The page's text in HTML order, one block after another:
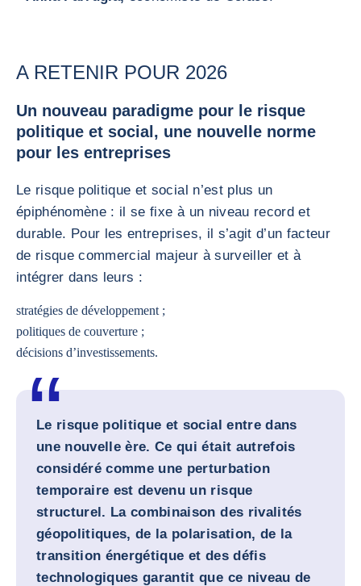
A RETENIR POUR 2026
Un nouveau paradigme pour le risque
politique et social, une nouvelle norme
pour les entreprises
Le risque politique et social n’est plus un
épiphénomène : il se fixe à un niveau record et
durable. Pour les entreprises, il s’agit d’un facteur
de risque commercial majeur à surveiller et à
intégrer dans leurs :
stratégies de développement ;
politiques de couverture ;
décisions d’investissements.
Le risque politique et social entre dans
une nouvelle ère. Ce qui était autrefois
considéré comme une perturbation
temporaire est devenu un risque
structurel. La combinaison des rivalités
géopolitiques, de la polarisation, de la
transition énergétique et des défis
technologiques garantit que ce niveau de